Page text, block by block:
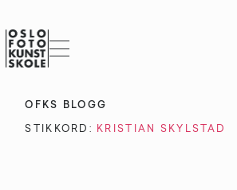
OFKS BLOGG
STIKKORD: KRISTIAN SKYLSTAD